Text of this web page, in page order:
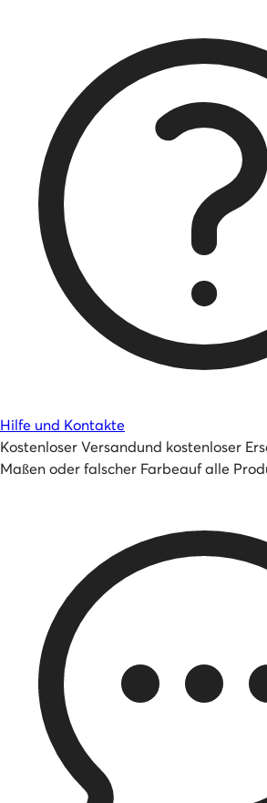
Hilfe und Kontakte
Kostenloser Versandund kostenloser
Maßen oder falscher Farbeauf alle